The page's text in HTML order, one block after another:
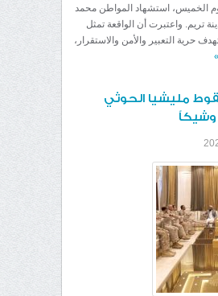
الخميس، استشهاد المواطن محمد
تريم. واعتبرت أن الواقعة تمثل
حرية التعبير والأمن والاستقرار،
»
مليشيا الحوثي
وشيكاً